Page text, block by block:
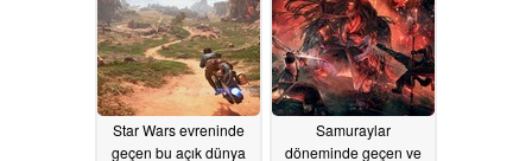
Star Wars evreninde
geçen bu açık dünya
Samuraylar
döneminde geçen ve